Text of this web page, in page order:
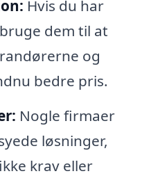
Hvis du har
dem til at
og
bedre pris.
Nogle firmaer
løsninger,
krav eller